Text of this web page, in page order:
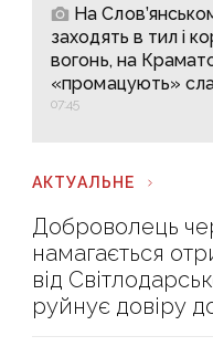
На
заходять в тил і
вогонь, на
«промацують»
07:45
АКТУАЛЬНЕ
Доброволець
намагається
від
руйнує довіру